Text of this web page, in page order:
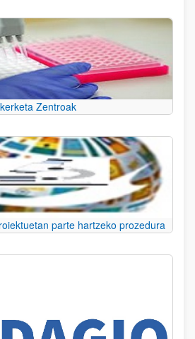
Zentroak
parte hartzeko prozedura